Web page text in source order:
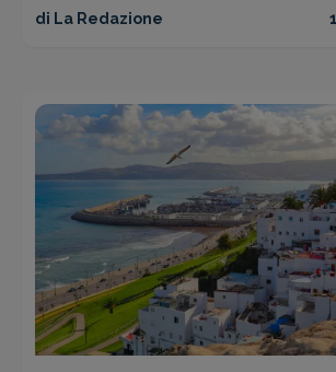
indimenticabile.
di La Redazione